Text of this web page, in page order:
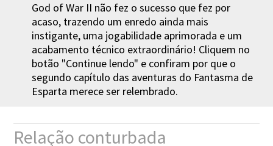
God of War II não fez o sucesso que fez por
acaso, trazendo um enredo ainda mais
instigante, uma jogabilidade aprimorada e um
acabamento técnico extraordinário! Cliquem no
botão "Continue lendo" e confiram por que o
segundo capítulo das aventuras do Fantasma de
Esparta merece ser relembrado.
Relação conturbada